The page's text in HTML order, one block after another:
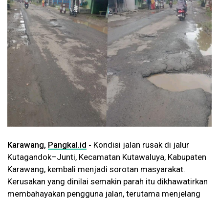
Karawang, Pangkal.id - Kondisi jalan rusak di jalur
Kutagandok–Junti, Kecamatan Kutawaluya, Kabupaten
Karawang, kembali menjadi sorotan masyarakat.
Kerusakan yang dinilai semakin parah itu dikhawatirkan
membahayakan pengguna jalan, terutama menjelang